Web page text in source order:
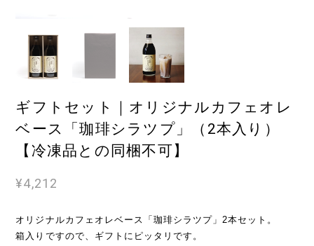
ギフトセット｜オリジナルカフェオレ
ベース「珈琲シラツプ」（2本入り）
【冷凍品との同梱不可】
¥4,212
オリジナルカフェオレベース「珈琲シラツプ」2本セット。
箱入りですので、ギフトにピッタリです。